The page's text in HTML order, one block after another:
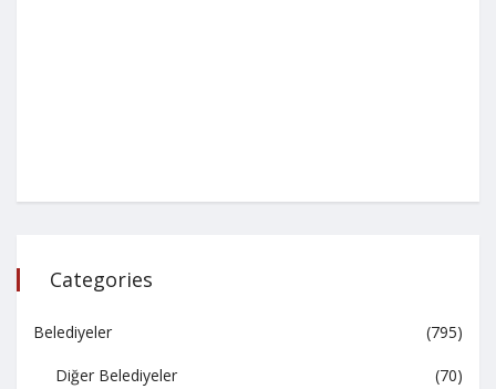
Categories
Belediyeler (795)
Diğer Belediyeler
(70)